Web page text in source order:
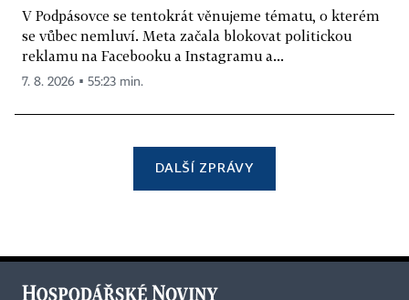
V Podpásovce se tentokrát věnujeme tématu, o kterém
se vůbec nemluví. Meta začala blokovat politickou
reklamu na Facebooku a Instagramu a...
7. 8. 2026 ▪ 55:23 min.
DALŠÍ ZPRÁVY